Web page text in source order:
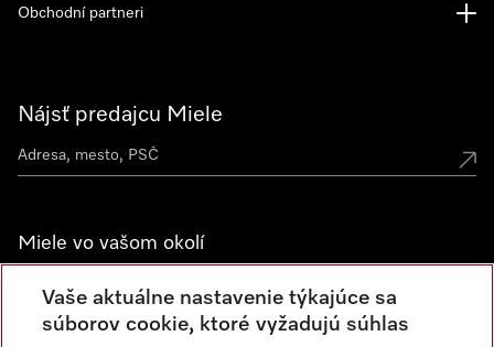
Nájsť predajcu Miele
Miele vo vašom okolí
Spoznajte predajne Miele
Obchodní partneri
Vaše aktuálne nastavenie týkajúce sa
súborov cookie, ktoré vyžadujú súhlas